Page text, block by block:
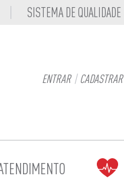
SISTEMA DE QUALIDADE
ENTRAR | CADASTRAR